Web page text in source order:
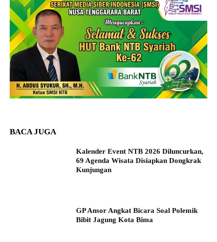
BACA JUGA
Kalender Event NTB 2026 Diluncurkan,
69 Agenda Wisata Disiapkan Dongkrak
Kunjungan
GP Ansor Angkat Bicara Soal Polemik
Bibit Jagung Kota Bima